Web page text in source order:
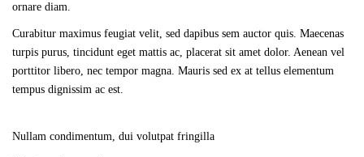
ornare diam.
Curabitur maximus feugiat velit, sed dapibus sem auctor quis. Maecenas
turpis purus, tincidunt eget mattis ac, placerat sit amet dolor. Aenean vel
porttitor libero, nec tempor magna. Mauris sed ex at tellus elementum
tempus dignissim ac est.
Nullam condimentum, dui volutpat fringilla